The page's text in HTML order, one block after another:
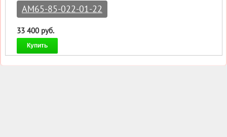
AM65-85-022-01-22
33 400 руб.
Купить